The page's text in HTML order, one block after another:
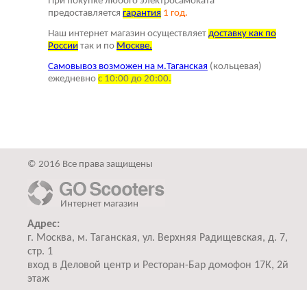
предоставляется гарантия 1 год.
Наш интернет магазин осуществляет доставку как по
России так и по Москве.
Самовывоз возможен на м.Таганская (кольцевая)
ежедневно с 10:00 до 20:00.
© 2016 Все права защищены
Интернет магазин
Адрес:
г. Москва, м. Таганская, ул. Верхняя Радищевская, д. 7,
стр. 1
вход в Деловой центр и Ресторан-Бар домофон 17К, 2й
этаж